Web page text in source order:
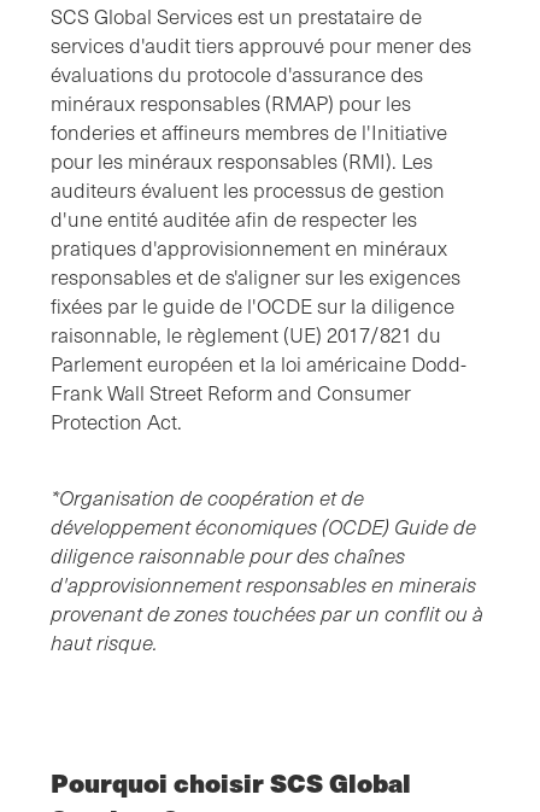
SCS Global Services est un prestataire de
services d'audit tiers approuvé pour mener des
évaluations du protocole d'assurance des
minéraux responsables (RMAP) pour les
fonderies et affineurs membres de l'Initiative
pour les minéraux responsables (RMI). Les
auditeurs évaluent les processus de gestion
d'une entité auditée afin de respecter les
pratiques d'approvisionnement en minéraux
responsables et de s'aligner sur les exigences
fixées par le guide de l'OCDE sur la diligence
raisonnable, le règlement (UE) 2017/821 du
Parlement européen et la loi américaine Dodd-
Frank Wall Street Reform and Consumer
Protection Act.
*Organisation de coopération et de
développement économiques (OCDE) Guide de
diligence raisonnable pour des chaînes
d'approvisionnement responsables en minerais
provenant de zones touchées par un conflit ou à
haut risque.
Pourquoi choisir SCS Global